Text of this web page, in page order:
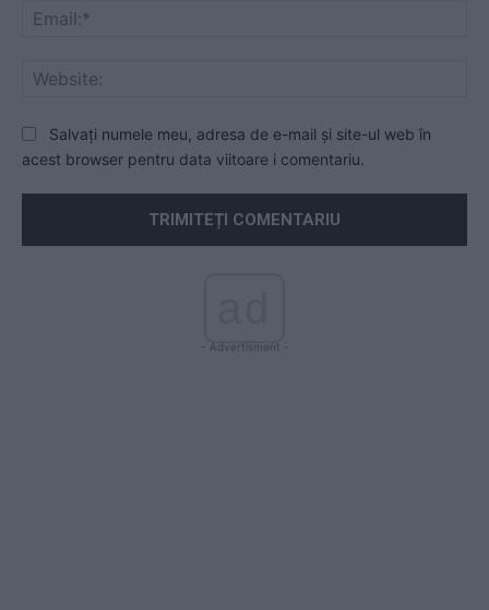
Salvați numele meu, adresa de e-mail și site-ul web în
acest browser pentru data viitoare i comentariu.
- Advertisment -